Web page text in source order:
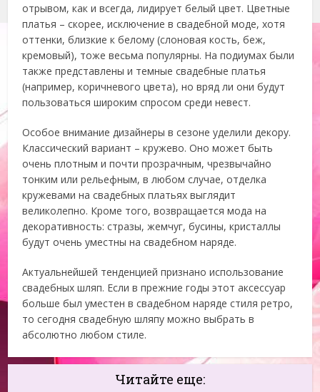
отрывом, как и всегда, лидирует белый цвет. Цветные
платья – скорее, исключение в свадебной моде, хотя
оттенки, близкие к белому (слоновая кость, беж,
кремовый), тоже весьма популярны. На подиумах были
также представлены и темные свадебные платья
(например, коричневого цвета), но вряд ли они будут
пользоваться широким спросом среди невест.
Особое внимание дизайнеры в сезоне уделили декору.
Классический вариант – кружево. Оно может быть
очень плотным и почти прозрачным, чрезвычайно
тонким или рельефным, в любом случае, отделка
кружевами на свадебных платьях выглядит
великолепно. Кроме того, возвращается мода на
декоративность: стразы, жемчуг, бусины, кристаллы
будут очень уместны на свадебном наряде.
Актуальнейшей тенденцией признано использование
свадебных шляп. Если в прежние годы этот аксессуар
больше был уместен в свадебном наряде стиля ретро,
то сегодня свадебную шляпу можно выбрать в
абсолютно любом стиле.
Читайте еще: